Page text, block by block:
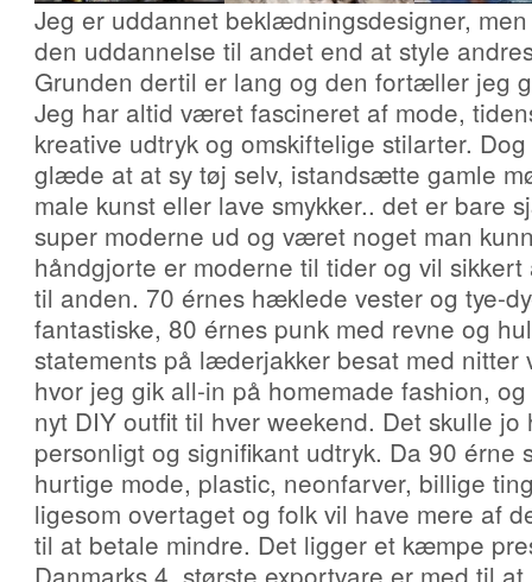
Jeg er uddannet beklædningsdesigner,
den uddannelse til andet end at style
Grunden dertil er lang og den fortæller jeg
Jeg har altid været fascineret af mode,
kreative udtryk og omskiftelige stilarter.
glæde at at sy tøj selv, istandsætte gamle
male kunst eller lave smykker.. det er bare
super moderne ud og været noget man
håndgjorte er moderne til tider og vil
til anden. 70 érnes hæklede vester og tye-
fantastiske, 80 érnes punk med revne og
statements på læderjakker besat med nitter
hvor jeg gik all-in på homemade fashion,
nyt DIY outfit til hver weekend. Det skulle
personligt og signifikant udtryk. Da 90
hurtige mode, plastic, neonfarver, billige
ligesom overtaget og folk vil have mere af
til at betale mindre. Det ligger et kæmpe
Danmarks 4. største exportvare er med til